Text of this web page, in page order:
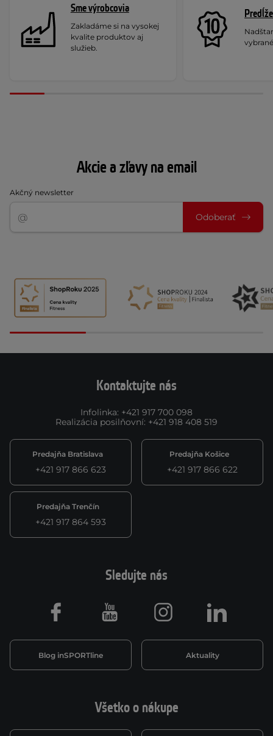
Sme výrobcovia
Zakladáme si na vysokej
kvalite produktov aj
služieb.
Akcie a zľavy na email
Akčný newsletter
Odoberať
Kontaktujte nás
Infolinka: +421 917 700 098
Realizácia posilňovní: +421 918 408 519
Predajňa Bratislava
+421 917 866 623
Predajňa Košice
+421 917 866 622
Predajňa Trenčín
+421 917 864 593
Všetko o nákupe
Sledujte nás
Blog inSPORTline Aktuality
Facebook Youtube Instagram LinkedIn